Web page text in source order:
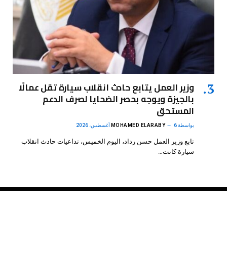
وزير العمل يتابع حادث انقلاب سيارة تقل عمالًا
بالجيزة ويوجه بحصر الضحايا لصرف الدعم
المستحق
بواسطة MOHAMED ELARABY 6 أغسطس، 2026
تابع وزير العمل حسن رداد، اليوم الخميس، تداعيات حادث انقلاب
سيارة كانت…